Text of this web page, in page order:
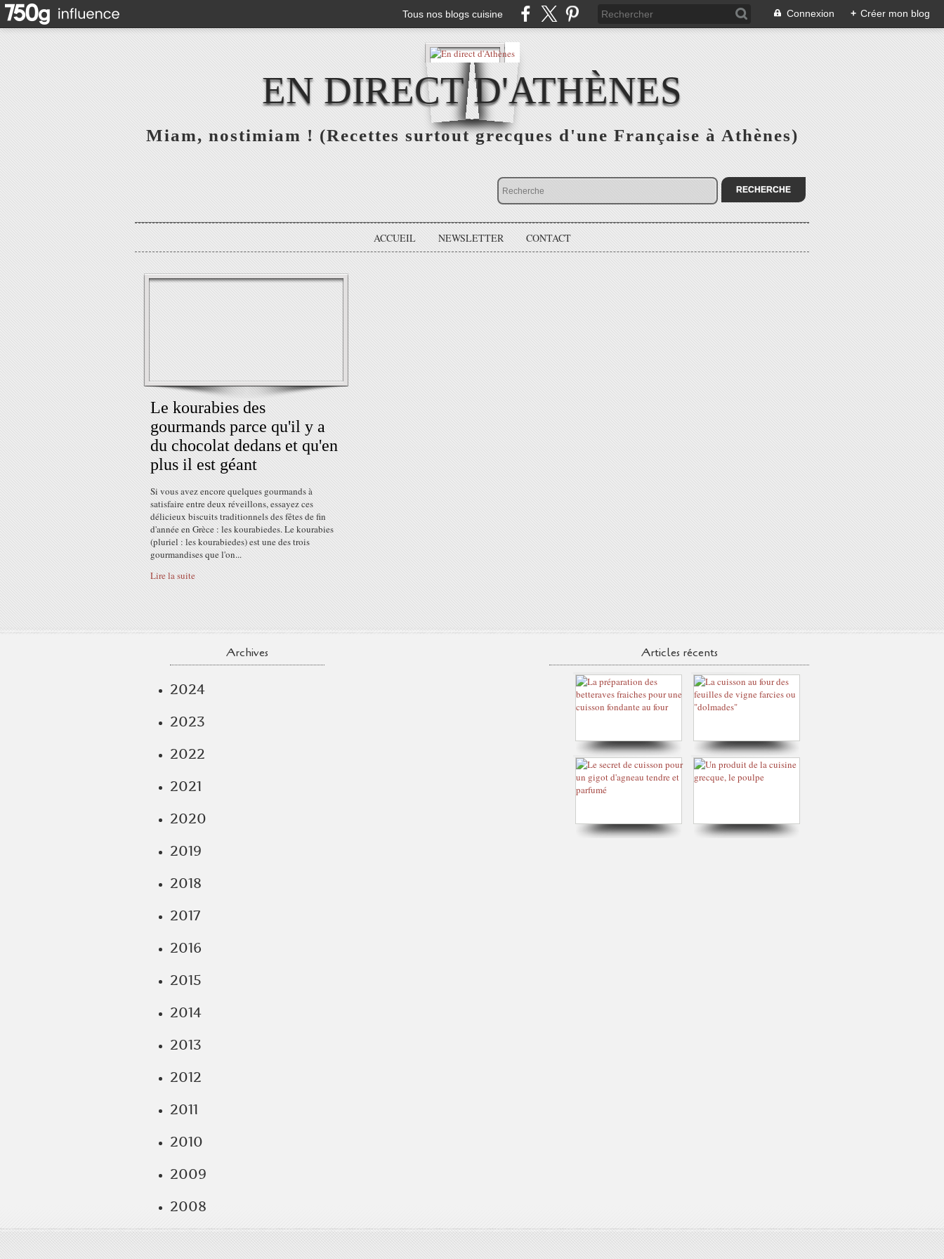
Tous nos blogs cuisine Connexion + Créer mon blog
EN DIRECT D'ATHÈNES
Miam, nostimiam ! (Recettes surtout grecques d'une Française à Athènes)
ACCUEIL NEWSLETTER CONTACT
Le kourabies des
gourmands parce qu'il y a
du chocolat dedans et qu'en
plus il est géant
Si vous avez encore quelques gourmands à
satisfaire entre deux réveillons, essayez ces
délicieux biscuits traditionnels des fêtes de fin
d'année en Grèce : les kourabiedes. Le kourabies
(pluriel : les kourabiedes) est une des trois
gourmandises que l'on...
Lire la suite
Archives
2024
2023
2022
2021
2020
2019
2018
2017
2016
2015
2014
2013
2012
2011
2010
2009
2008
Articles récents